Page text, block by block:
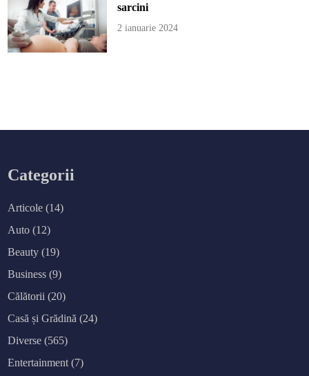
sarcini
2 ianuarie 2024
Categorii
Articole (14)
Auto (12)
Beauty (19)
Business (9)
Călătorii (20)
Casă și Grădină (24)
Diverse (565)
Entertainment (7)